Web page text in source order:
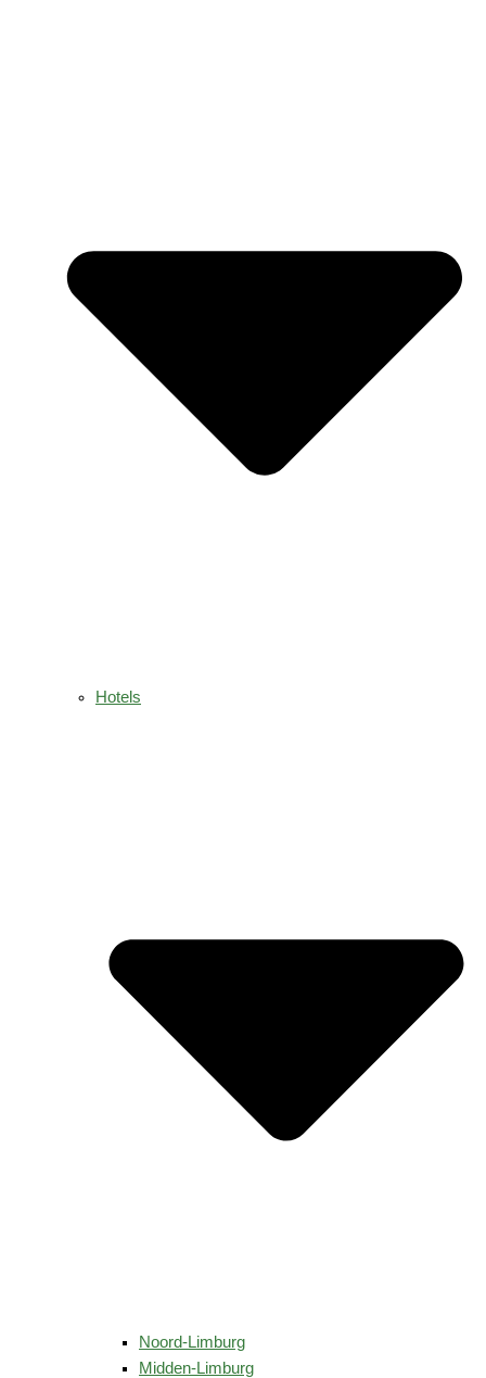
Hotels
Noord-Limburg
Midden-Limburg